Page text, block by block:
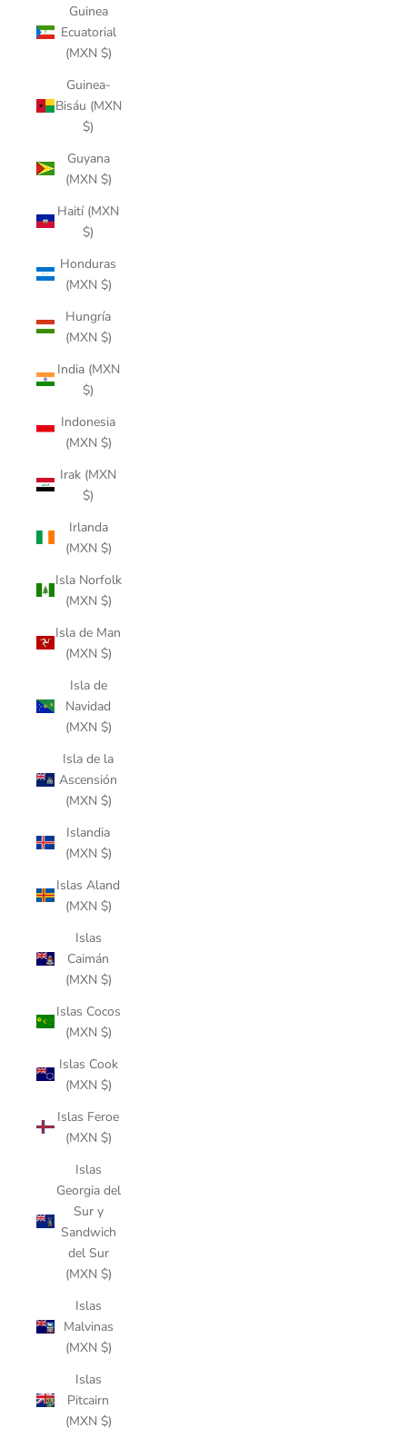
Guinea
Ecuatorial
(MXN $)
Guinea-
Bisáu (MXN
$)
Guyana
(MXN $)
Haití (MXN
$)
Honduras
(MXN $)
Hungría
(MXN $)
India (MXN
$)
Indonesia
(MXN $)
Irak (MXN
$)
Irlanda
(MXN $)
Isla Norfolk
(MXN $)
Isla de Man
(MXN $)
Isla de
Navidad
(MXN $)
Isla de la
Ascensión
(MXN $)
Islandia
(MXN $)
Islas Aland
(MXN $)
Islas
Caimán
(MXN $)
Islas Cocos
(MXN $)
Islas Cook
(MXN $)
Islas Feroe
(MXN $)
Islas
Georgia del
Sur y
Sandwich
del Sur
(MXN $)
Islas
Malvinas
(MXN $)
Islas
Pitcairn
(MXN $)